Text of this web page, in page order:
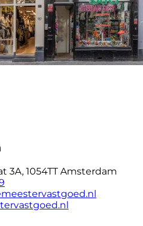
3A, 1054TT Amsterdam